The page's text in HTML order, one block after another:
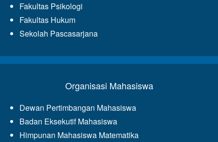
Fakultas Psikologi
Fakultas Hukum
Sekolah Pascasarjana
Organisasi Mahasiswa
Dewan Pertimbangan Mahasiswa
Badan Eksekutif Mahasiswa
Himpunan Mahasiswa Matematika